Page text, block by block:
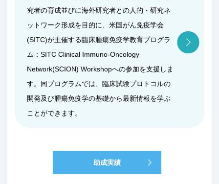
究者の育成並びに海外研究者との人的・研究ネ
ットワーク形成を目的に、米国がん免疫学会
(SITC)が主催する臨床腫瘍免疫学教育プログラ
ム：SITC Clinical Immuno-Oncology
Network(SCION) Workshopへの参加を支援しま
す。同プログラムでは、臨床試験プロトコルの
開発及び腫瘍免疫学の基礎から最新情報を学ぶ
ことができます。
助成実績